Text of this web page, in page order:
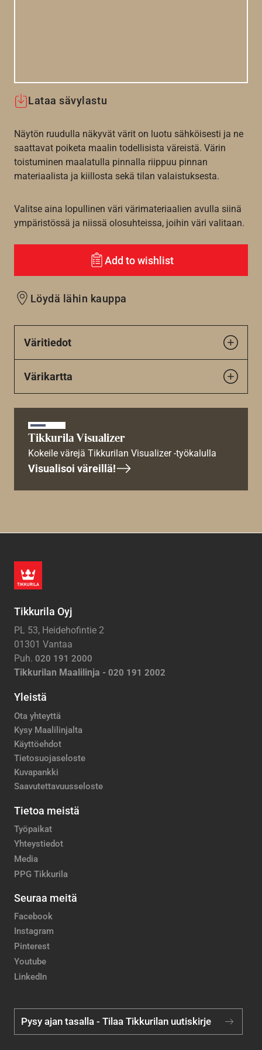
Lataa sävylastu
Näytön ruudulla näkyvät värit on luotu sähköisesti ja ne
saattavat poiketa maalin todellisista väreistä. Värin
toistuminen maalatulla pinnalla riippuu pinnan
materiaalista ja kiillosta sekä tilan valaistuksesta.
Valitse aina lopullinen väri värimateriaalien avulla siinä
ympäristössä ja niissä olosuhteissa, joihin väri valitaan.
Add to wishlist
Löydä lähin kauppa
Väritiedot
Värikartta
Tikkurila Visualizer
Kokeile värejä Tikkurilan Visualizer -työkalulla
Visualisoi väreillä!
Tikkurila Oyj
PL 53, Heidehofintie 2
01301 Vantaa
Puh. 020 191 2000
Tikkurilan Maalilinja - 020 191 2002
Yleistä
Ota yhteyttä
Kysy Maalilinjalta
Käyttöehdot
Tietosuojaseloste
Kuvapankki
Saavutettavuusseloste
Tietoa meistä
Työpaikat
Yhteystiedot
Media
PPG Tikkurila
Seuraa meitä
Facebook
Instagram
Pinterest
Youtube
LinkedIn
Pysy ajan tasalla - Tilaa Tikkurilan uutiskirje